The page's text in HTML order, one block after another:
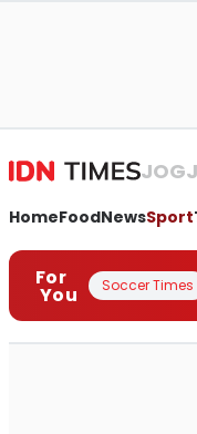
HomeFoodNewsSport
For
You Soccer Times